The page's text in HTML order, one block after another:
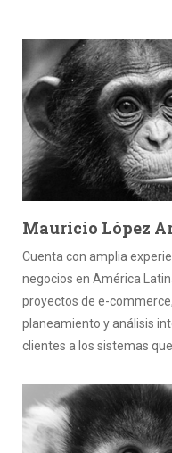
Mauricio López
Cuenta con amplia
negocios en América
proyectos de e-
planeamiento y análisis
clientes a los sistemas